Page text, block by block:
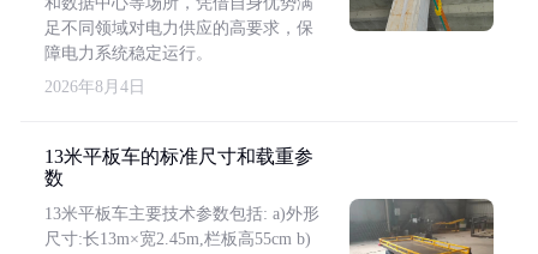
足不同领域对电力供应的高要求，保
障电力系统稳定运行。
2026年8月4日
13米平板车的标准尺寸和载重参
数
13米平板车主要技术参数包括: a)外形
尺寸:长13m×宽2.45m,栏板高55cm b)